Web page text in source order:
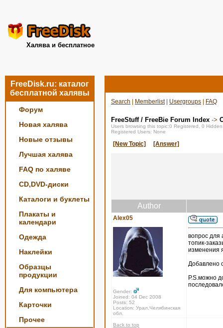
Халява и бесплатное
FreeDisk.ru: каталог
бесплатной халявы
Форум
Новая халява
Новые отзывы
Лучшая халява
FAQ по халяве
CD,DVD-диски
Каталоги и буклеты
Плакаты и
календари
Одежда
Наклейки
Образцы
продукции
Для компьютера
Карточки
Прочее
Search Memberlist| Usergroups FAQ
FreeStuff / FreeBie Forum Index ->
Users browsing this topic:0 Registered, 0
Registered Users: None
[New Topic] [Answer]
Author
Alex05
Gender:
Joined: 04 Dec 2008
Posts: 52
Location: Урал,Челябинская
обл.
вопрос для
топик-
изменения
Добавлено
P.S.можно
Back to top